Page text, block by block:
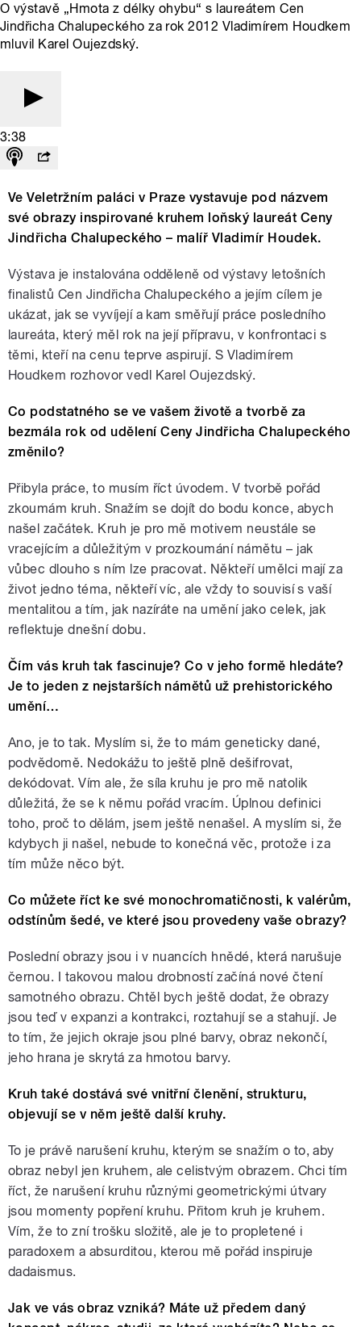
O výstavě „Hmota z délky ohybu“ s laureátem Cen
Jindřicha Chalupeckého za rok 2012 Vladimírem Houdkem
mluvil Karel Oujezdský.
3:38
Ve Veletržním paláci v Praze vystavuje pod názvem
své obrazy inspirované kruhem loňský laureát Ceny
Jindřicha Chalupeckého – malíř Vladimír Houdek.
Výstava je instalována odděleně od výstavy letošních
finalistů Cen Jindřicha Chalupeckého a jejím cílem je
ukázat, jak se vyvíjejí a kam směřují práce posledního
laureáta, který měl rok na její přípravu, v konfrontaci s
těmi, kteří na cenu teprve aspirují. S Vladimírem
Houdkem rozhovor vedl Karel Oujezdský.
Co podstatného se ve vašem životě a tvorbě za
bezmála rok od udělení Ceny Jindřicha Chalupeckého
změnilo?
Přibyla práce, to musím říct úvodem. V tvorbě pořád
zkoumám kruh. Snažím se dojít do bodu konce, abych
našel začátek. Kruh je pro mě motivem neustále se
vracejícím a důležitým v prozkoumání námětu – jak
vůbec dlouho s ním lze pracovat. Někteří umělci mají za
život jedno téma, někteří víc, ale vždy to souvisí s vaší
mentalitou a tím, jak nazíráte na umění jako celek, jak
reflektuje dnešní dobu.
Čím vás kruh tak fascinuje? Co v jeho formě hledáte?
Je to jeden z nejstarších námětů už prehistorického
umění…
Ano, je to tak. Myslím si, že to mám geneticky dané,
podvědomě. Nedokážu to ještě plně dešifrovat,
dekódovat. Vím ale, že síla kruhu je pro mě natolik
důležitá, že se k němu pořád vracím. Úplnou definici
toho, proč to dělám, jsem ještě nenašel. A myslím si, že
kdybych ji našel, nebude to konečná věc, protože i za
tím může něco být.
Co můžete říct ke své monochromatičnosti, k valérům,
odstínům šedé, ve které jsou provedeny vaše obrazy?
Poslední obrazy jsou i v nuancích hnědé, která narušuje
černou. I takovou malou drobností začíná nové čtení
samotného obrazu. Chtěl bych ještě dodat, že obrazy
jsou teď v expanzi a kontrakci, roztahují se a stahují. Je
to tím, že jejich okraje jsou plné barvy, obraz nekončí,
jeho hrana je skrytá za hmotou barvy.
Kruh také dostává své vnitřní členění, strukturu,
objevují se v něm ještě další kruhy.
To je právě narušení kruhu, kterým se snažím o to, aby
obraz nebyl jen kruhem, ale celistvým obrazem. Chci tím
říct, že narušení kruhu různými geometrickými útvary
jsou momenty popření kruhu. Přitom kruh je kruhem.
Vím, že to zní trošku složitě, ale je to propletené i
paradoxem a absurditou, kterou mě pořád inspiruje
dadaismus.
Jak ve vás obraz vzniká? Máte už předem daný